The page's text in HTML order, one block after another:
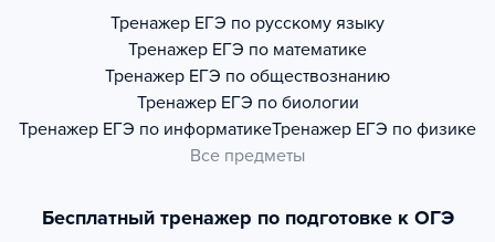
Тренажер ЕГЭ по русскому языку
Тренажер ЕГЭ по математике
Тренажер ЕГЭ по обществознанию
Тренажер ЕГЭ по биологии
Тренажер ЕГЭ по информатикеТренажер ЕГЭ по физике
Все предметы
Бесплатный тренажер по подготовке к ОГЭ